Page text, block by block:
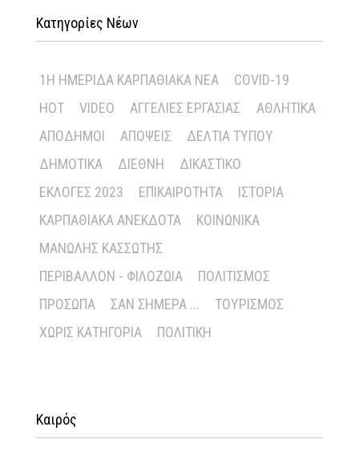
Κατηγορίες Νέων
1Η ΗΜΕΡΊΔΑ ΚΑΡΠΑΘΙΑΚΆ ΝΈΑ
COVID-19
HOT
VIDEO ΑΓΓΕΛΊΕΣ ΕΡΓΑΣΊΑΣ
ΑΘΛΗΤΙΚΆ
ΑΠΌΔΗΜΟΙ
ΑΠΌΨΕΙΣ
ΔΕΛΤΊΑ ΤΎΠΟΥ
ΔΗΜΟΤΙΚΆ
ΔΙΕΘΝΉ
ΔΙΚΑΣΤΙΚΌ
ΕΚΛΟΓΈΣ 2023
ΕΠΙΚΑΙΡΌΤΗΤΑ
ΙΣΤΟΡΊΑ
ΚΑΡΠΑΘΙΑΚΆ ΑΝΈΚΔΟΤΑ
ΚΟΙΝΩΝΙΚΆ
ΜΑΝΏΛΗΣ ΚΑΣΣΏΤΗΣ
ΠΕΡΙΒΆΛΛΟΝ - ΦΙΛΟΖΩΊΑ
ΠΟΛΙΤΙΣΜΌΣ
ΠΡΌΣΩΠΑ
ΣΑΝ ΣΉΜΕΡΑ ...
ΤΟΥΡΙΣΜΌΣ
ΧΩΡΊΣ ΚΑΤΗΓΟΡΊΑ
ΠΟΛΙΤΙΚΉ
Καιρός